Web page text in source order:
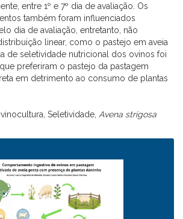
entre 1º e 7º dia de avaliação. Os
também foram influenciados
dia de avaliação, entretanto, não
linear, como o pastejo em aveia
de seletividade nutricional dos ovinos foi
preferiram o pastejo da pastagem
em detrimento ao consumo de plantas
Seletividade, Avena strigosa